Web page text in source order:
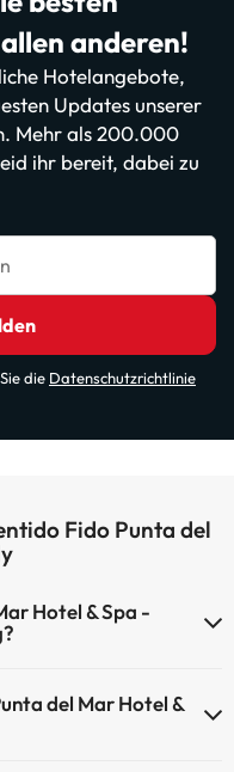
anderen!
Hotelangebote,
Updates unserer
Mehr als 200.000
ihr bereit, dabei zu
die Datenschutzrichtlinie
Fido Punta del
Hotel & Spa -
del Mar Hotel &